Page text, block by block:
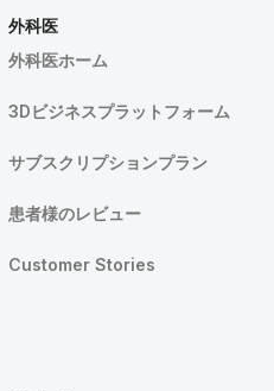
外科医
外科医ホーム
3Dビジネスプラットフォーム
サブスクリプションプラン
患者様のレビュー
Customer Stories